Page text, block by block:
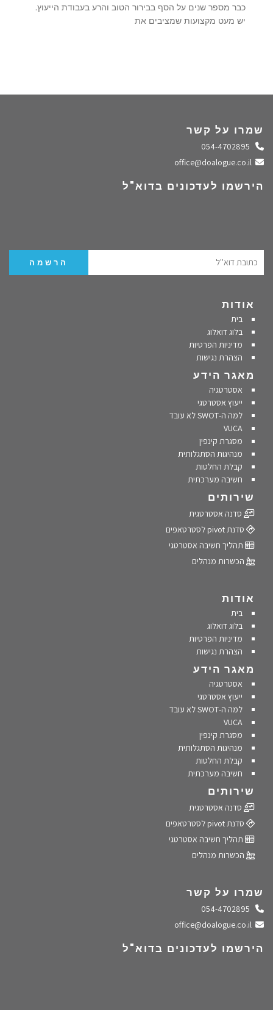
כבר מספר שנים על הסף בבירור הטוב והרע בעבודת הייעוץ.
יש מעט מקצועות שמציבים את
שמרו על קשר
התקשרו אלינו
שלחו מייל
הירשמו לעדכונים בדוא"ל
אודות
בית
בלוג דואלוג
מדיניות הפרטיות
הצהרת נגישות
מאגר הידע
אסטרטגיה
ייעוץ אסטרטגי
למה ה-SWOT לא עובד
VUCA
מסגרת קינפין
מנהיגות הסתגלותית
קבלת החלטות
חשיבה מערכתית
שירותים
סדנה אסטרטגית
סדנת pivot לסטרטאפים
תהליך חשיבה אסטרטגי
הכשרות מנהלים
אודות
בית
בלוג דואלוג
מדיניות הפרטיות
הצהרת נגישות
מאגר הידע
אסטרטגיה
ייעוץ אסטרטגי
למה ה-SWOT לא עובד
VUCA
מסגרת קינפין
מנהיגות הסתגלותית
קבלת החלטות
חשיבה מערכתית
שירותים
סדנה אסטרטגית
סדנת pivot לסטרטאפים
תהליך חשיבה אסטרטגי
הכשרות מנהלים
שמרו על קשר
התקשרו אלינו
שלחו מייל
הירשמו לעדכונים בדוא"ל